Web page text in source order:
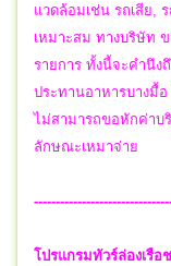
แวดล้อมเช่น รถเสีย,
เหมาะสม ทางบริษัท
รายการ ทั้งนี้จะคำนึง
ประทานอาหารบางมื้อ
ไม่สามารถขอหักค่าบ
ลักษณะเหมาจ่าย
โปรแกรมทัวร์ล่องเรื